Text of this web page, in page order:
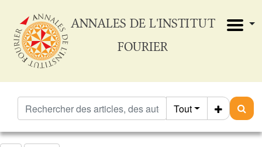
ANNALES DE L'INSTITUT
FOURIER
Tout